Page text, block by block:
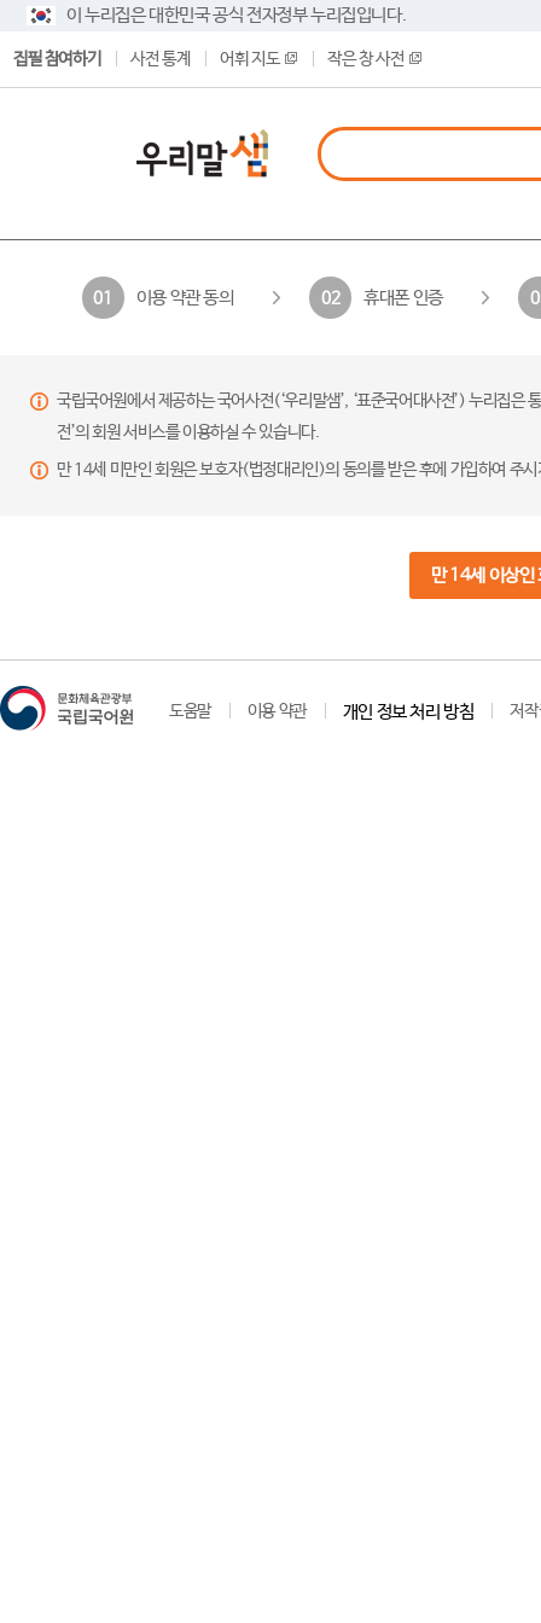
이 누리집은 대한민국 공식 전자정부 누리집입니다.
집필 참여하기 사전 통계 어휘 지도 작은 창 사전
01 이용 약관 동의 02 휴대폰 인증
국립국어원에서 제공하는 국어사전(‘우리말샘’, ‘표준국어대사전’) 누리집
전’의 회원 서비스를 이용하실 수 있습니다.
만 14세 미만인 회원은 보호자(법정대리인)의 동의를 받은 후에 가입하여 주
만 14세 이상인
도움말 이용 약관 개인 정보 처리 방침 저